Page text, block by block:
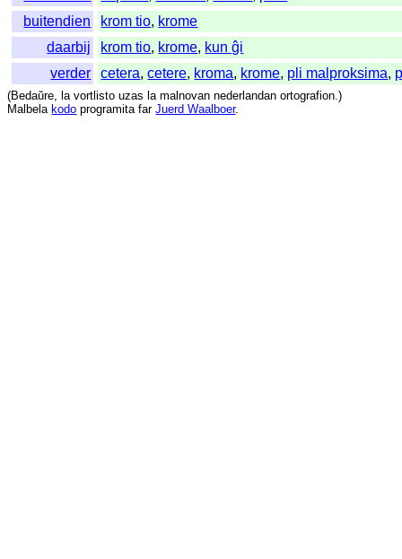
buitendien
krom tio, krome
daarbij
krom tio, krome, kun ĝi
verder
cetera,cetere, kroma, krome, pli malproksima,
(Bedaŭre, la vortlisto uzas la malnovan nederlandan ortografion.)
Malbela kodo programita far Juerd Waalboer.